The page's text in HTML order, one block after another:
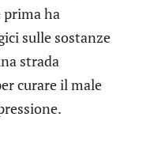
prima ha
sulle sostanze
strada
curare il male